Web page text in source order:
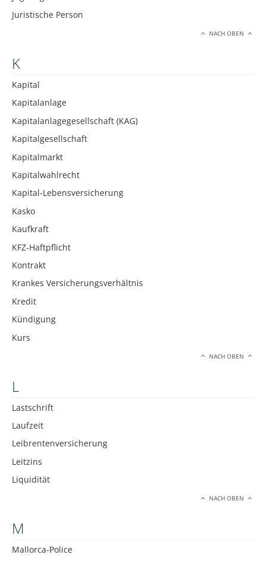
Juristische Person
NACH OBEN
K
Kapital
Kapitalanlage
Kapitalanlagegesellschaft (KAG)
Kapitalgesellschaft
Kapitalmarkt
Kapitalwahlrecht
Kapital-Lebensversicherung
Kasko
Kaufkraft
KFZ-Haftpflicht
Kontrakt
Krankes Versicherungsverhältnis
Kredit
Kündigung
Kurs
NACH OBEN
L
Lastschrift
Laufzeit
Leibrentenversicherung
Leitzins
Liquidität
NACH OBEN
M
Mallorca-Police